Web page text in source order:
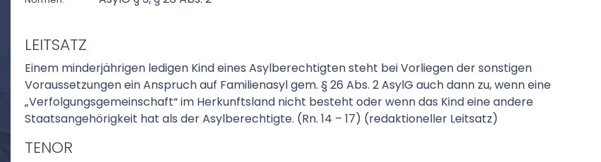
LEITSATZ
Einem minderjährigen ledigen Kind eines Asylberechtigten steht bei Vorliegen der sonstigen
Voraussetzungen ein Anspruch auf Familienasyl gem. § 26 Abs. 2 AsylG auch dann zu, wenn eine
„Verfolgungsgemeinschaft“ im Herkunftsland nicht besteht oder wenn das Kind eine andere
Staatsangehörigkeit hat als der Asylberechtigte. (Rn. 14 – 17) (redaktioneller Leitsatz)
TENOR